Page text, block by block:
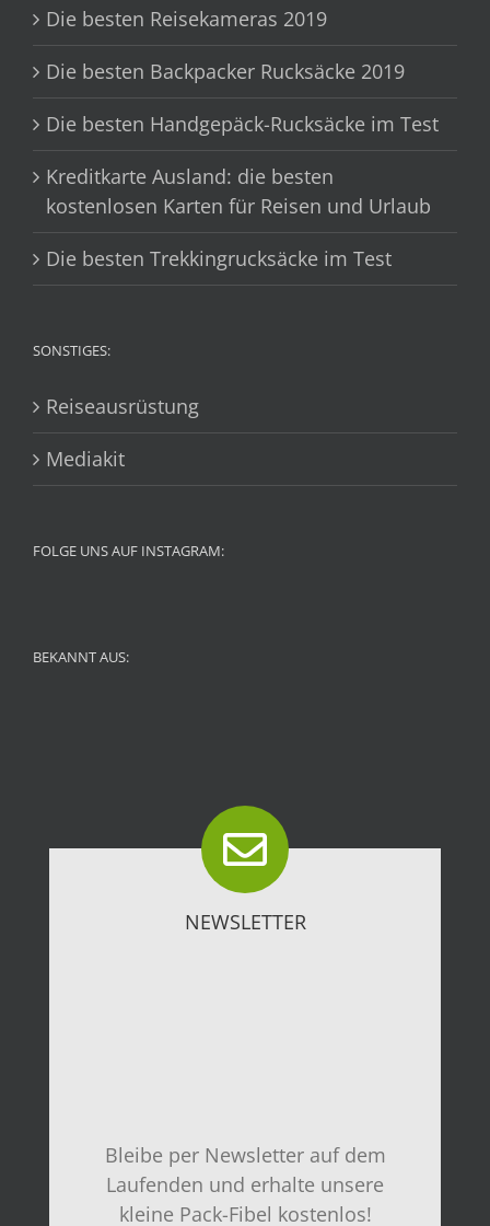
Die besten Reisekameras 2019
Die besten Backpacker Rucksäcke 2019
Die besten Handgepäck-Rucksäcke im Test
Kreditkarte Ausland: die besten
kostenlosen Karten für Reisen und Urlaub
Die besten Trekkingrucksäcke im Test
SONSTIGES:
Reiseausrüstung
Mediakit
FOLGE UNS AUF INSTAGRAM:
BEKANNT AUS:
NEWSLETTER
Bleibe per Newsletter auf dem
Laufenden und erhalte unsere
kleine Pack-Fibel kostenlos!